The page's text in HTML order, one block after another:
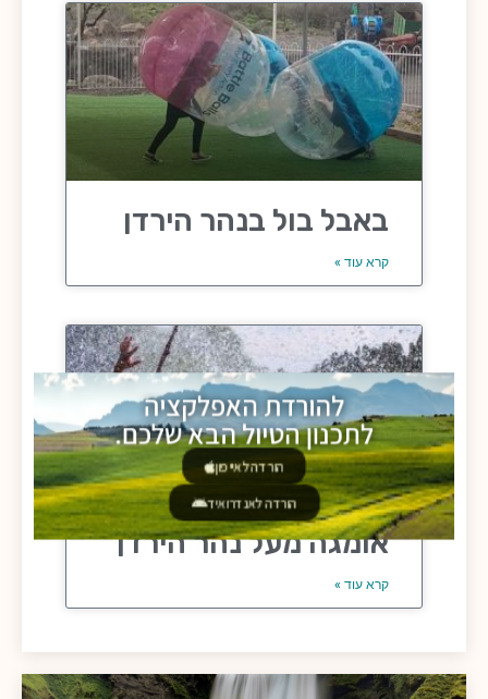
באבל בול בנהר הירדן
קרא עוד »
אומגה מעל נהר הירדן
קרא עוד »
להורדת האפלקציה
לתכנון הטיול הבא שלכם.
הורדה לאייפון
הורדה לאנדרואיד